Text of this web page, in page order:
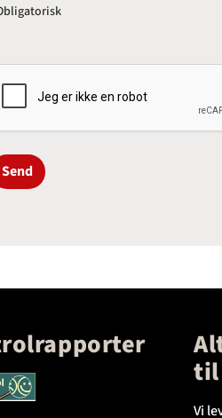
Send
til
Vi